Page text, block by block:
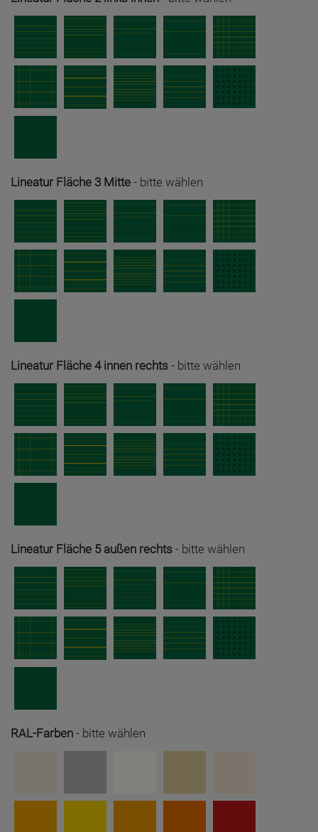
Lineatur Fläche 3 Mitte - bitte wählen
Lineatur Fläche 4 innen rechts - bitte wählen
Lineatur Fläche 5 außen rechts - bitte wählen
RAL-Farben - bitte wählen